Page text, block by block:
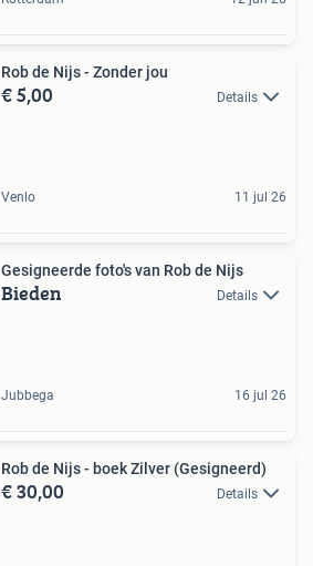
Rob de Nijs - Zonder jou
€ 5,00 Details
Venlo 11 jul 26
Gesigneerde foto's van Rob de Nijs
Bieden Details
Jubbega 16 jul 26
Rob de Nijs - boek Zilver (Gesigneerd)
€ 30,00 Details